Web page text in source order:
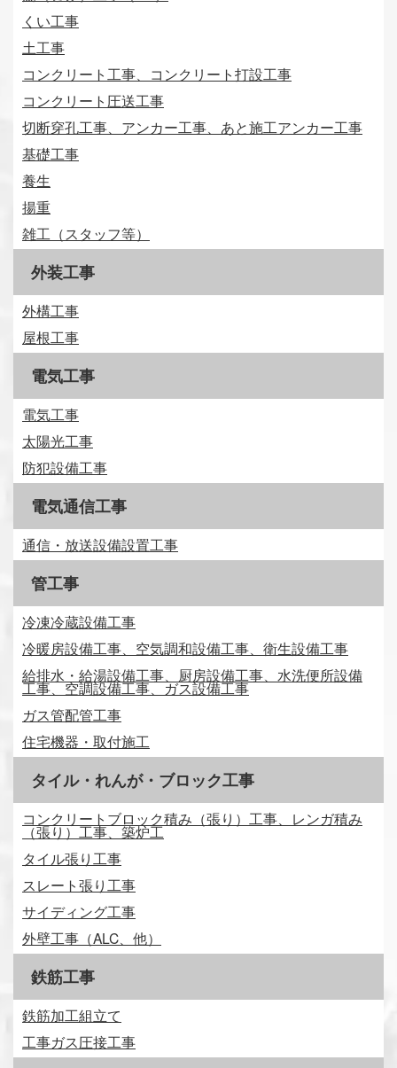
くい工事
土工事
コンクリート工事、コンクリート打設工事
コンクリート圧送工事
切断穿孔工事、アンカー工事、あと施工アンカー工事
基礎工事
養生
揚重
雑工（スタッフ等）
外装工事
外構工事
屋根工事
電気工事
電気工事
太陽光工事
防犯設備工事
電気通信工事
通信・放送設備設置工事
管工事
冷凍冷蔵設備工事
冷暖房設備工事、空気調和設備工事、衛生設備工事
給排水・給湯設備工事、厨房設備工事、水洗便所設備
工事、空調設備工事、ガス設備工事
ガス管配管工事
住宅機器・取付施工
タイル・れんが・ブロック工事
コンクリートブロック積み（張り）工事、レンガ積み
（張り）工事、築炉工
タイル張り工事
スレート張り工事
サイディング工事
外壁工事（ALC、他）
鉄筋工事
鉄筋加工組立て
工事ガス圧接工事